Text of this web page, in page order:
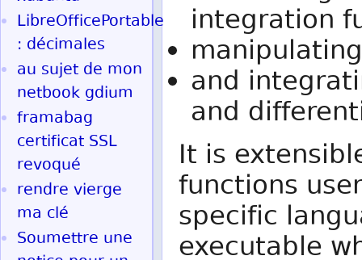
integration
and
and
It is
functions
specific
executable
LibreOfficePortable
: décimales
au sujet de mon
netbook gdium
framabag
certificat SSL
revoqué
rendre vierge
ma clé
Soumettre une